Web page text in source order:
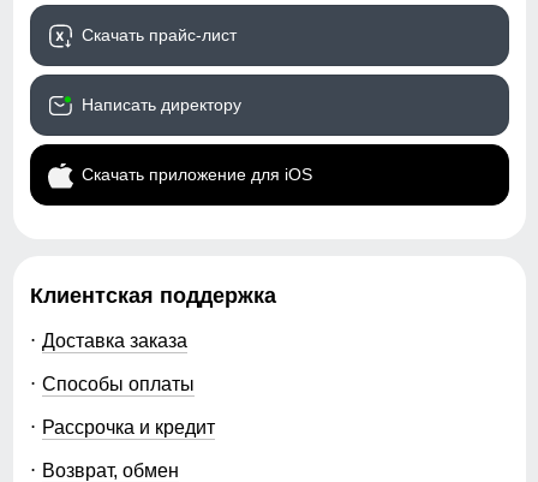
Скачать прайс-лист
Написать директору
Скачать приложение для iOS
Клиентская поддержка
Доставка заказа
Способы оплаты
Рассрочка и кредит
Возврат, обмен